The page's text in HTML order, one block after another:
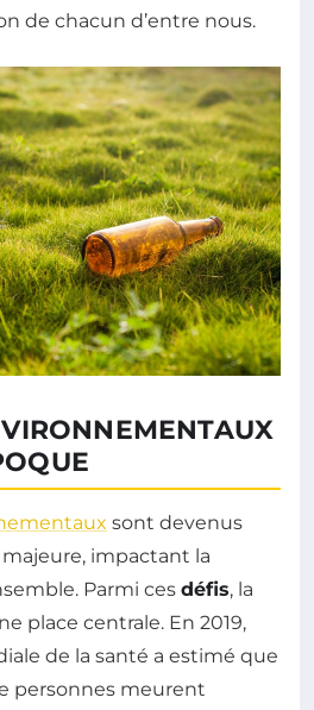
de chacun d’entre nous.
sont devenus
impactant la
Parmi ces défis, la
place centrale. En 2019,
de la santé a estimé que
personnes meurent